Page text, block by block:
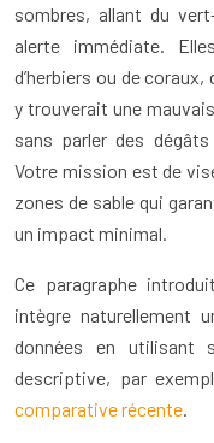
sombres, allant du
alerte immédiate.
d’herbiers ou de
y trouverait une
sans parler des
Votre mission est de
zones de sable qui
un impact minimal.
Ce paragraphe
intègre naturellement
données en utilisant
descriptive, par
comparative récente